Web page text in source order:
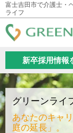
富士吉田市で介護士・
ライフ
新卒採用情報
グリーンライ
あなたのキャ
庭の延長」。